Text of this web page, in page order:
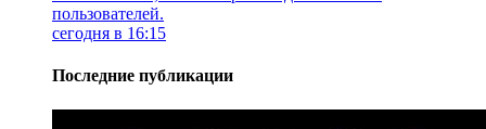
пользователей.
сегодня в 16:15
Последние публикации